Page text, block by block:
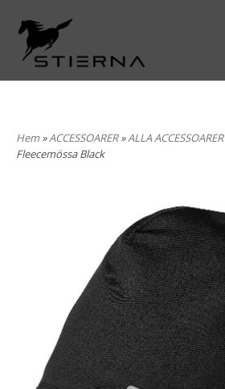
Hem»ACCESSOARER»ALLA ACCESSOARER
Fleecemössa Black